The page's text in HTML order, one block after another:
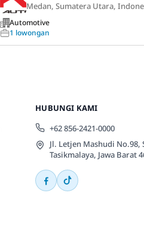
Medan, Sumatera Utara,
Automotive
1 lowongan
HUBUNGI KAMI
+62 856-2421-0000
Jl. Letjen Mashudi
Tasikmalaya, Jawa Barat